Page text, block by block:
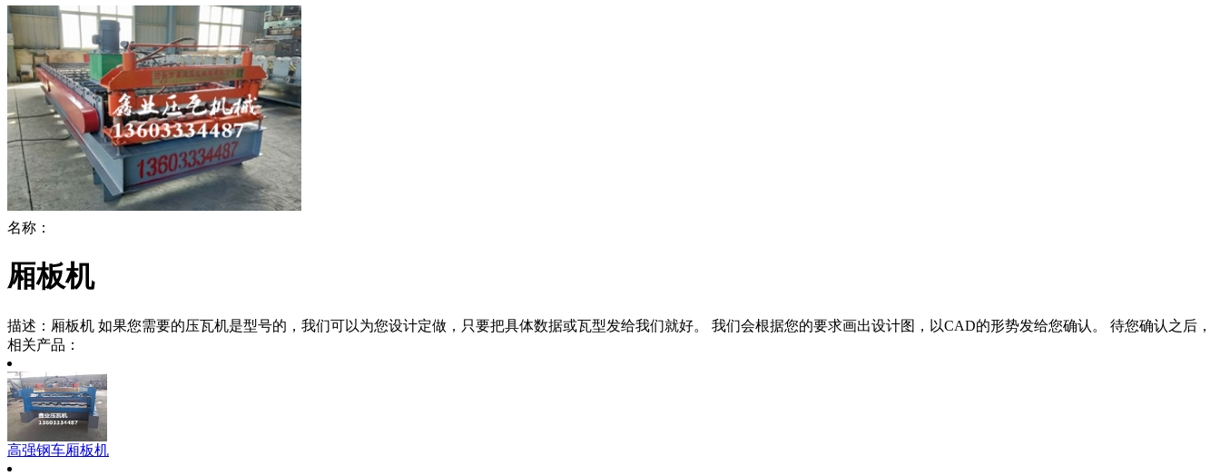
名称：
厢板机
描述： 厢板机 如果您需要的压瓦机是型号的，我们可以为您设计定做，只要把具体数据或瓦型发给我们就好。 我们会根据您的要求画出设计图，以CAD的形势发给您确认。 待您确认之后，
相关产品：
高强钢车厢板机